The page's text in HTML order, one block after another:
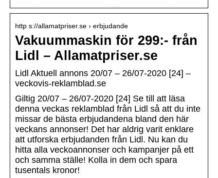
http s://allamatpriser.se › erbjudande
Vakuummaskin för 299:- från
Lidl – Allamatpriser.se
Lidl Aktuell annons 20/07 – 26/07-2020 [24] –
veckovis-reklamblad.se
Giltig 20/07 – 26/07-2020 [24] Se till att läsa
denna veckas reklamblad från Lidl så att du inte
missar de bästa erbjudandena bland den här
veckans annonser! Det har aldrig varit enklare
att utforska erbjudanden från Lidl. Nu kan du
hitta alla veckoannonser och kampanjer på ett
och samma ställe! Kolla in dem och spara
tusentals kronor!